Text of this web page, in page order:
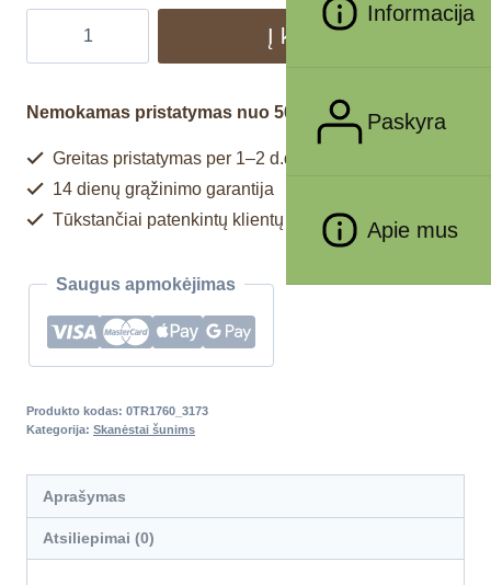
Informacija
Paskyra
Apie mus
Į krepšelį
Nemokamas pristatymas nuo 50€
Greitas pristatymas per 1–2 d.d.
14 dienų grąžinimo garantija
Tūkstančiai patenkintų klientų
Saugus apmokėjimas
Produkto kodas: 0TR1760_3173
Kategorija: Skanėstai šunims
Aprašymas
Atsiliepimai (0)